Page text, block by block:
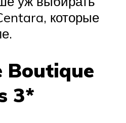
которые
Boutique
3*